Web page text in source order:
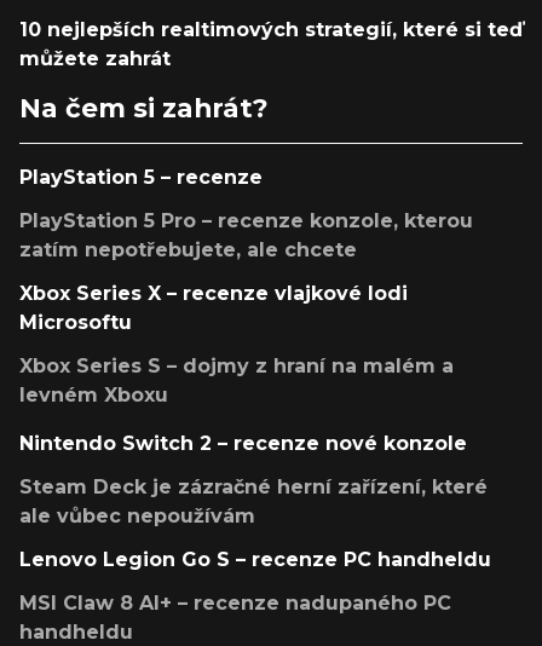
10 nejlepších realtimových strategií, které si teď
můžete zahrát
Na čem si zahrát?
PlayStation 5 – recenze
PlayStation 5 Pro – recenze konzole, kterou
zatím nepotřebujete, ale chcete
Xbox Series X – recenze vlajkové lodi
Microsoftu
Xbox Series S – dojmy z hraní na malém a
levném Xboxu
Nintendo Switch 2 – recenze nové konzole
Steam Deck je zázračné herní zařízení, které
ale vůbec nepoužívám
Lenovo Legion Go S – recenze PC handheldu
MSI Claw 8 AI+ – recenze nadupaného PC
handheldu